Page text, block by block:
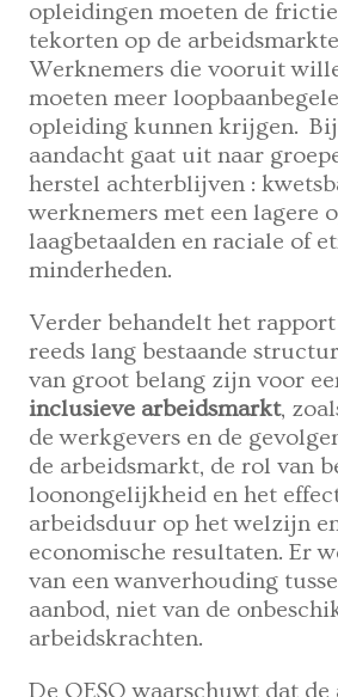
opleidingen moeten de
tekorten op de
Werknemers die vooruit
moeten meer
opleiding kunnen krijgen.
aandacht gaat uit naar
herstel achterblijven :
werknemers met een lagere
laagbetaalden en raciale of
minderheden.
Verder behandelt het
reeds lang bestaande
van groot belang zijn voor
inclusieve arbeidsmarkt,
de werkgevers en de
de arbeidsmarkt, de rol van
loonongelijkheid en het
arbeidsduur op het welzijn
economische resultaten. Er
van een wanverhouding
aanbod, niet van de
arbeidskrachten.
De OESO waarschuwt dat de